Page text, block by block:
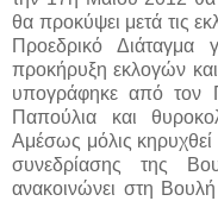
θα προκύψει μετά τις
Προεδρικό
προκήρυξη εκλογών
υπογράφηκε από τον
Παπούλια και
Αμέσως μόλις
συνεδρίασης της
ανακοινώνει στη